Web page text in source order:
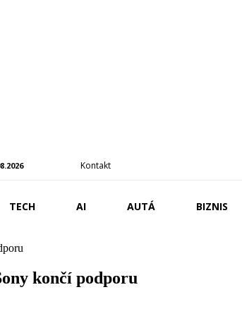
Kontakt
TECH AI AUTÁ BIZNIS
končí podporu